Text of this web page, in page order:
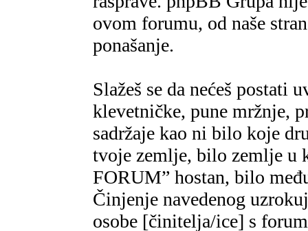
ovom forumu, od naše
ponašanje.
Slažeš se da nećeš postati
klevetničke, pune mržnje,
sadržaje kao ni bilo koje
tvoje zemlje, bilo zemlje
FORUM” hostan, bilo
Činjenje navedenog
osobe [činitelja/ice] s